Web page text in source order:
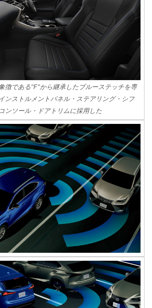
である“F”から継承したブルーステッチを専
ンストルメントパネル・ステアリング・シフ
ンソール・ドアトリムに採用した